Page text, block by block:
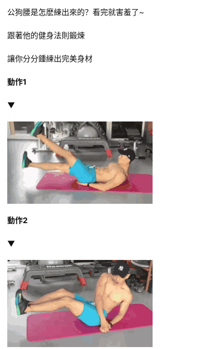
減
計
劃
有
氧
公狗腰是怎麽練出來的？看完就害羞了~
跟著他的健身法則鍛煉
讓你分分鍾練出完美身材
動作1
▼
動作2
▼